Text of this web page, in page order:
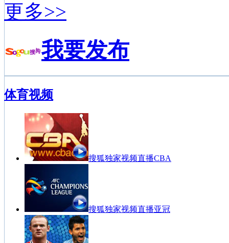
更多>>
我要发布
体育视频
搜狐独家视频直播CBA
搜狐独家视频直播亚冠